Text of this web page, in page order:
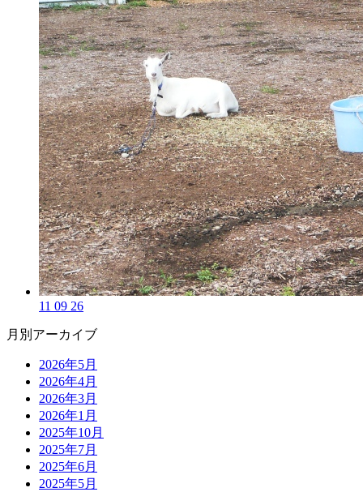
11 09 26
月別アーカイブ
2026年5月
2026年4月
2026年3月
2026年1月
2025年10月
2025年7月
2025年6月
2025年5月